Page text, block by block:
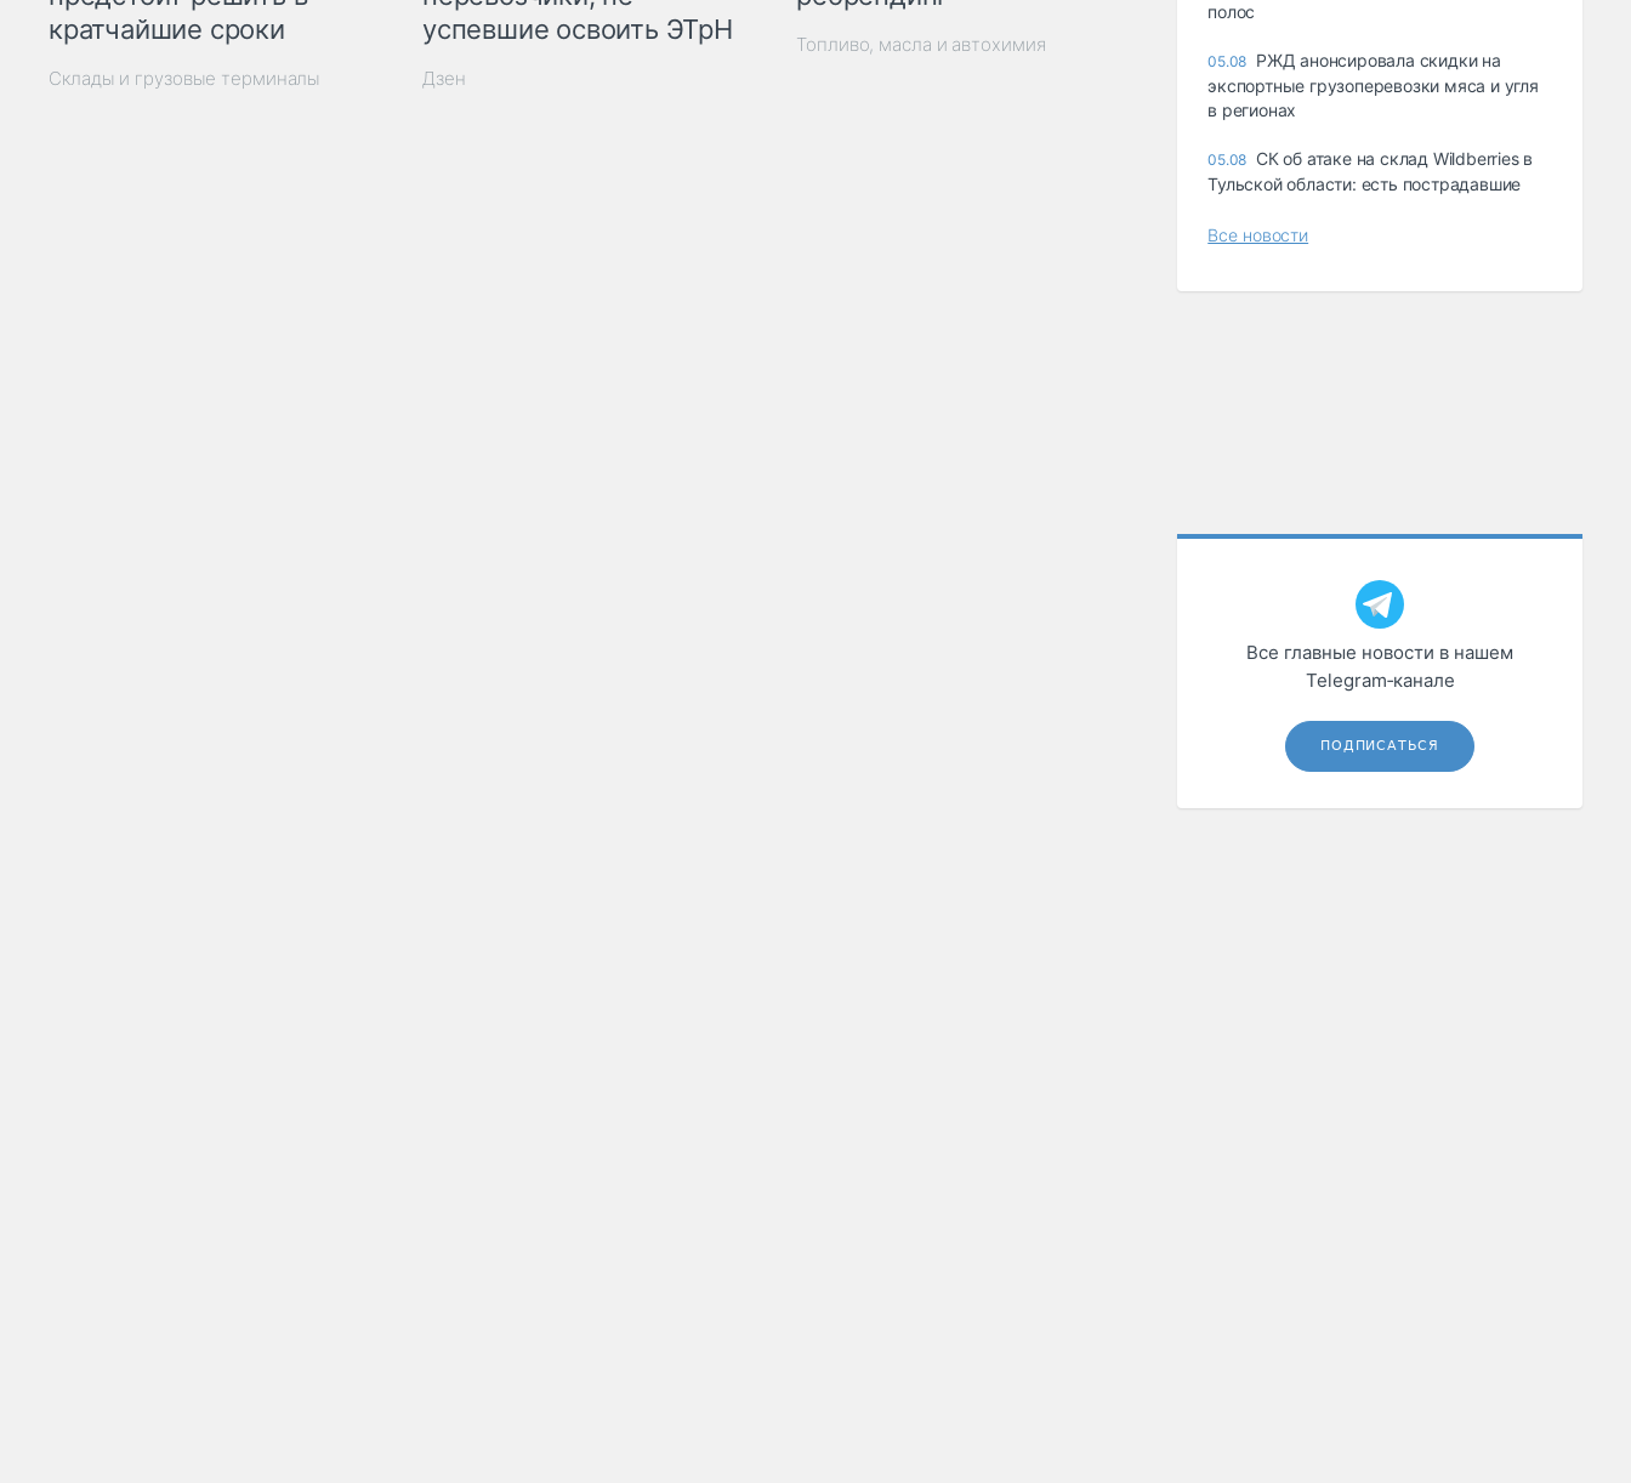
кратчайшие сроки
Склады и грузовые терминалы
успевшие освоить ЭТрН
Дзен
Топливо, масла и автохимия
полос
05.08 РЖД анонсировала скидки на
экспортные грузоперевозки мяса и угля
в регионах
05.08 СК об атаке на склад Wildberries в
Тульской области: есть пострадавшие
Все новости
Все главные новости в нашем
Telegram‑канале
ПОДПИСАТЬСЯ